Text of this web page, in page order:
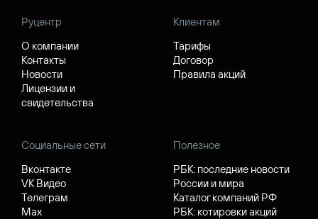
Руцентр
О компании
Контакты
Новости
Лицензии и
свидетельства
Клиентам
Тарифы
Договор
Правила акций
Социальные сети
Вконтакте
VK Видео
Телеграм
Max
Полезное
РБК: последние новости
России и мира
Каталог компаний РФ
РБК: котировки акций